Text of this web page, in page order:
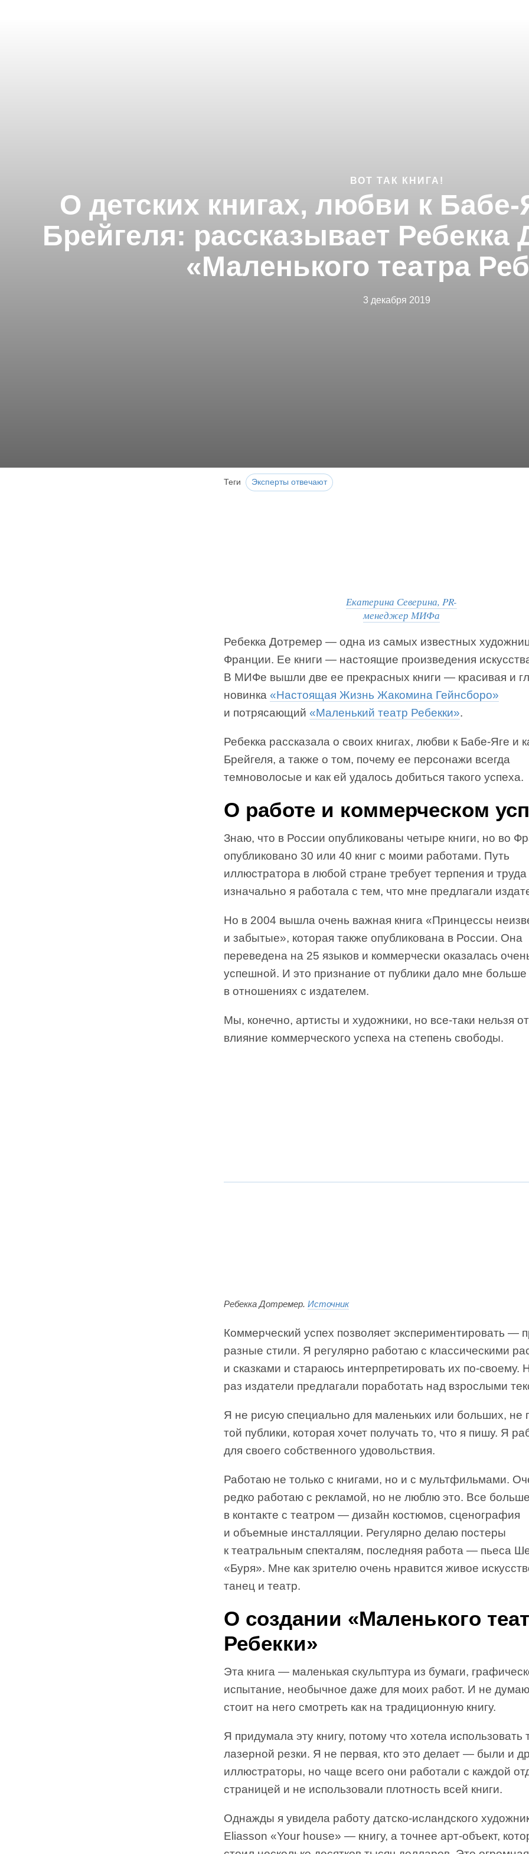
ВОТ ТАК КНИГА!
О детских книгах, любви к Бабе-
Брейгеля: рассказывает Ребекка
«Маленького театра
3 декабря 2019
Теги Эксперты отвечают
Екатерина Северина, PR-
менеджер МИФа
Ребекка Дотремер — одна из самых известных
Франции. Ее книги — настоящие произведения
В МИФе вышли две ее прекрасных книги — красивая и
новинка «Настоящая Жизнь Жакомина Гейнсборо»
и потрясающий «Маленький театр Ребекки».
Ребекка рассказала о своих книгах, любви к Бабе-Яге и
Брейгеля, а также о том, почему ее персонажи всегда
темноволосые и как ей удалось добиться такого успеха.
О работе и коммерческом
Знаю, что в России опубликованы четыре книги, но во
опубликовано 30 или 40 книг с моими работами. Путь
иллюстратора в любой стране требует терпения и
изначально я работала с тем, что мне предлагали
Но в 2004 вышла очень важная книга «Принцессы
и забытые», которая также опубликована в России. Она
переведена на 25 языков и коммерчески оказалась
успешной. И это признание от публики дало мне
в отношениях с издателем.
Мы, конечно, артисты и художники, но все-таки нельзя
влияние коммерческого успеха на степень свободы.
Ребекка Дотремер. Источник
Коммерческий успех позволяет экспериментировать —
разные стили. Я регулярно работаю с классическими
и сказками и стараюсь интерпретировать их по-своему.
раз издатели предлагали поработать над взрослыми
Я не рисую специально для маленьких или больших, не
той публики, которая хочет получать то, что я пишу. Я
для своего собственного удовольствия.
Работаю не только с книгами, но и с мультфильмами.
редко работаю с рекламой, но не люблю это. Все больше
в контакте с театром — дизайн костюмов, сценография
и объемные инсталляции. Регулярно делаю постеры
к театральным спекталям, последняя работа — пьеса
«Буря». Мне как зрителю очень нравится живое
танец и театр.
О создании «Маленького
Ребекки»
Эта книга — маленькая скульптура из бумаги,
испытание, необычное даже для моих работ. И не
стоит на него смотреть как на традиционную книгу.
Я придумала эту книгу, потому что хотела использовать
лазерной резки. Я не первая, кто это делает — были и
иллюстраторы, но чаще всего они работали с каждой
страницей и не использовали плотность всей книги.
Однажды я увидела работу датско-исландского
Eliasson «Your house» — книгу, а точнее арт-объект,